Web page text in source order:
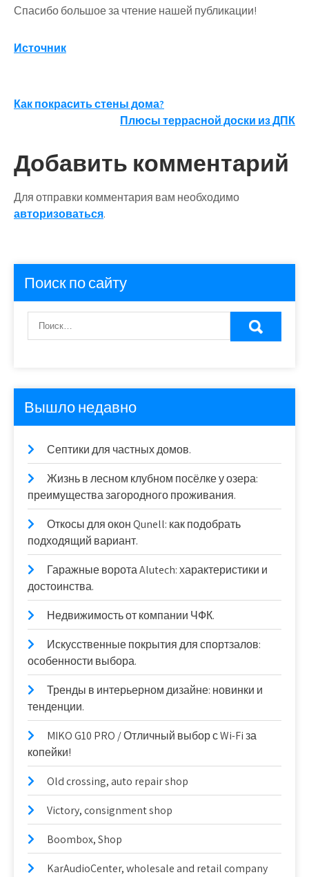
Спасибо большое за чтение нашей публикации!
Источник
Навигация
записям
Как покрасить стены дома?
Плюсы террасной доски из ДПК
Добавить комментарий
Для отправки комментария вам необходимо
авторизоваться.
Поиск по сайту
Вышло недавно
Септики для частных домов.
Жизнь в лесном клубном посёлке у озера:
преимущества загородного проживания.
Откосы для окон Qunell: как подобрать
подходящий вариант.
Гаражные ворота Alutech: характеристики и
достоинства.
Недвижимость от компании ЧФК.
Искусственные покрытия для спортзалов:
особенности выбора.
Тренды в интерьерном дизайне: новинки и
тенденции.
MIKO G10 PRO / Отличный выбор с Wi-Fi за
копейки!
Old crossing, auto repair shop
Victory, consignment shop
Boombox, Shop
KarAudioCenter, wholesale and retail company